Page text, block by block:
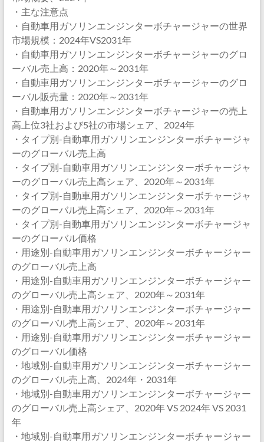
・主な注意点
・自動車用ガソリンエンジンターボチャージャーの世界
市場規模：2024年VS2031年
・自動車用ガソリンエンジンターボチャージャーのグロ
ーバル売上高：2020年～2031年
・自動車用ガソリンエンジンターボチャージャーのグロ
ーバル販売量：2020年～2031年
・自動車用ガソリンエンジンターボチャージャーの売上
高上位3社および5社の市場シェア、2024年
・タイプ別-自動車用ガソリンエンジンターボチャージャ
ーのグローバル売上高
・タイプ別-自動車用ガソリンエンジンターボチャージャ
ーのグローバル売上高シェア、2020年～2031年
・タイプ別-自動車用ガソリンエンジンターボチャージャ
ーのグローバル売上高シェア、2020年～2031年
・タイプ別-自動車用ガソリンエンジンターボチャージャ
ーのグローバル価格
・用途別-自動車用ガソリンエンジンターボチャージャー
のグローバル売上高
・用途別-自動車用ガソリンエンジンターボチャージャー
のグローバル売上高シェア、2020年～2031年
・用途別-自動車用ガソリンエンジンターボチャージャー
のグローバル売上高シェア、2020年～2031年
・用途別-自動車用ガソリンエンジンターボチャージャー
のグローバル価格
・地域別-自動車用ガソリンエンジンターボチャージャー
のグローバル売上高、2024年・2031年
・地域別-自動車用ガソリンエンジンターボチャージャー
のグローバル売上高シェア、2020年 VS 2024年 VS 2031
年
・地域別-自動車用ガソリンエンジンターボチャージャー